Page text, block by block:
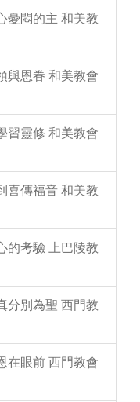
憂悶的主 和美教
與恩眷 和美教會
習靈修 和美教會
喜傳福音 和美教
的考驗 上巴陵教
分別為聖 西門教
在眼前 西門教會